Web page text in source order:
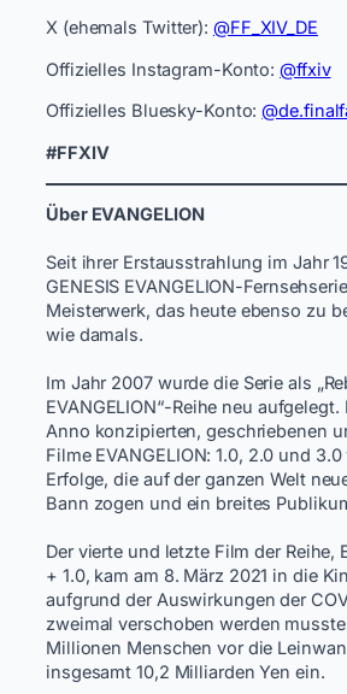
X (ehemals Twitter): @FF_XIV_DE
Offizielles Instagram-Konto:@ffxiv
Offizielles Bluesky-Konto:
#FFXIV
Über EVANGELION
Seit ihrer Erstausstrahlung im Jahr
GENESIS EVANGELION-
Meisterwerk, das heute ebenso zu
wie damals. ​
Im Jahr 2007 wurde die Serie als
EVANGELION“-Reihe neu
Anno konzipierten, geschriebenen
Filme EVANGELION: 1.0, 2.0 und
Erfolge, die auf der ganzen Welt
Bann zogen und ein breites
Der vierte und letzte Film der Reihe,
+ 1.0, kam am 8. März 2021 in die
aufgrund der Auswirkungen der
zweimal verschoben werden
Millionen Menschen vor die
insgesamt 10,2 Milliarden Yen ein. ​